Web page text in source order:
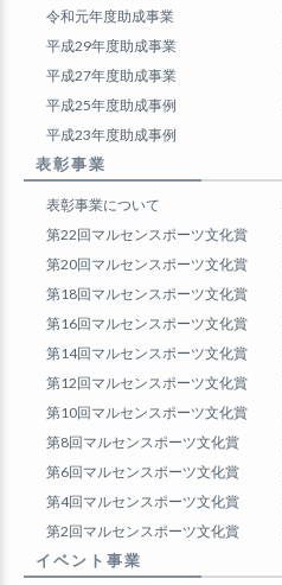
令和元年度助成事業
平成29年度助成事業
平成27年度助成事業
平成25年度助成事例
平成23年度助成事例
表彰事業
表彰事業について
第22回マルセンスポーツ文化賞
第20回マルセンスポーツ文化賞
第18回マルセンスポーツ文化賞
第16回マルセンスポーツ文化賞
第14回マルセンスポーツ文化賞
第12回マルセンスポーツ文化賞
第10回マルセンスポーツ文化賞
第8回マルセンスポーツ文化賞
第6回マルセンスポーツ文化賞
第4回マルセンスポーツ文化賞
第2回マルセンスポーツ文化賞
イベント事業